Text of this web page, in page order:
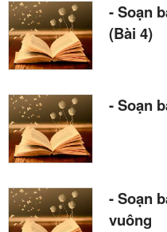
- Soạn
(Bài 4)
- Soạn
- Soạn
vuông